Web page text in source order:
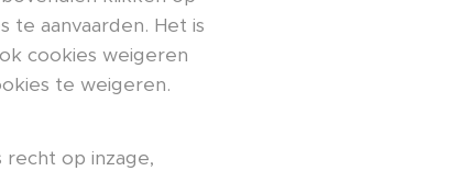
aanvaarden. Het is
cookies weigeren
te weigeren.
op inzage,